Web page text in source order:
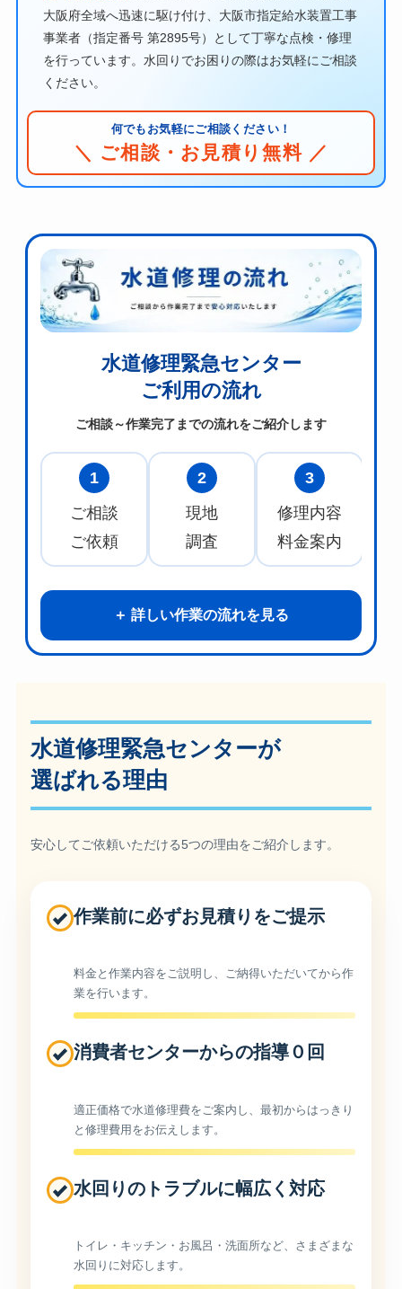
大阪府全域へ迅速に駆け付け、大阪市指定給水装置工事
事業者（指定番号 第2895号）として丁寧な点検・修理
を行っています。水回りでお困りの際はお気軽にご相談
ください。
何でもお気軽にご相談ください！
＼ ご相談・お見積り無料 ／
水道修理緊急センター
ご利用の流れ
ご相談～作業完了までの流れをご紹介します
1
ご相談
ご依頼
2
現地
調査
3
修理内容
料金案内
詳しい作業の流れを見る
水道修理緊急センターが
選ばれる理由
安心してご依頼いただける5つの理由をご紹介します。
作業前に必ずお見積りをご提示
料金と作業内容をご説明し、ご納得いただいてから作
業を行います。
消費者センターからの指導０回
適正価格で水道修理費をご案内し、最初からはっきり
と修理費用をお伝えします。
水回りのトラブルに幅広く対応
トイレ・キッチン・お風呂・洗面所など、さまざまな
水回りに対応します。